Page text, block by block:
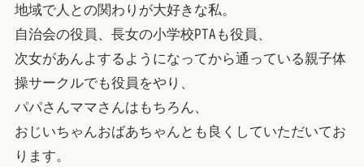
地域で人との関わりが大好きな私。
自治会の役員、長女の小学校PTAも役員、
次女があんよするようになってから通っている親子体
操サークルでも役員をやり、
パパさんママさんはもちろん、
おじいちゃんおばあちゃんとも良くしていただいてお
ります。